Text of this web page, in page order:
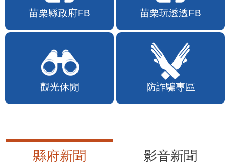
苗栗縣政府FB 苗栗玩透透FB
觀光休閒 防詐騙專區
縣府新聞
影音新聞